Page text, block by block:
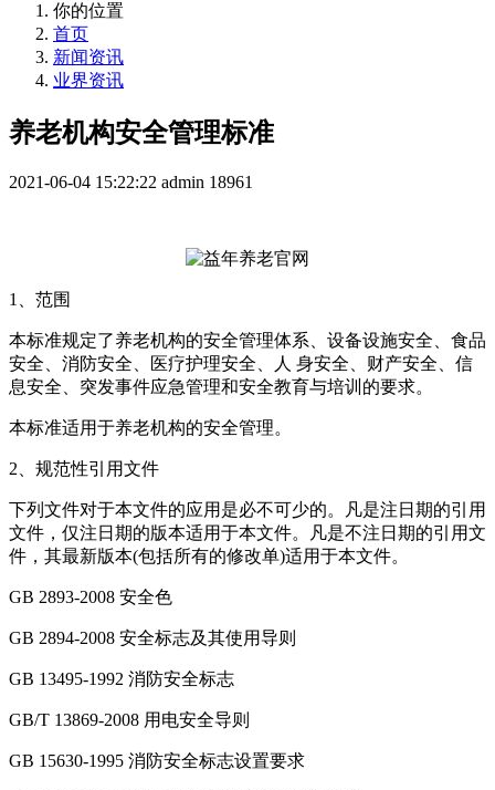
你的位置
首页
新闻资讯
业界资讯
养老机构安全管理标准
2021-06-04 15:22:22 admin 18961
1、范围
本标准规定了养老机构的安全管理体系、设备设施安全、食品
安全、消防安全、医疗护理安全、人 身安全、财产安全、信
息安全、突发事件应急管理和安全教育与培训的要求。
本标准适用于养老机构的安全管理。
2、规范性引用文件
下列文件对于本文件的应用是必不可少的。凡是注日期的引用
文件，仅注日期的版本适用于本文件。凡是不注日期的引用文
件，其最新版本(包括所有的修改单)适用于本文件。
GB 2893-2008 安全色
GB 2894-2008 安全标志及其使用导则
GB 13495-1992 消防安全标志
GB/T 13869-2008 用电安全导则
GB 15630-1995 消防安全标志设置要求